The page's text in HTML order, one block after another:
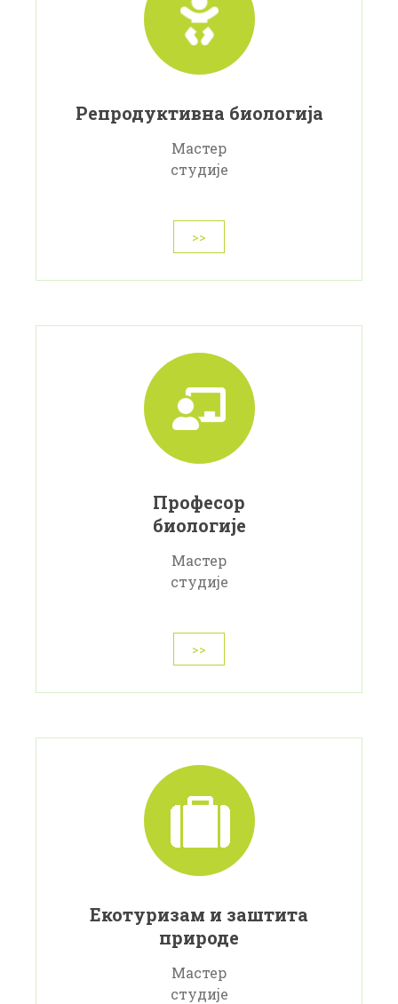
Репродуктивна биологија
Мастер
студије
>>
Професор
биологије
Мастер
студије
>>
Eкотуризам и заштита
природе
Мастер
студије